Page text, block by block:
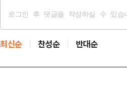
최신순 찬성순 반대순